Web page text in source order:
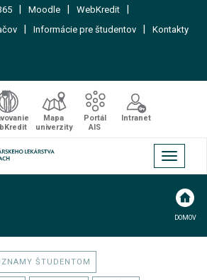
Moodle WebKredit
Informácie pre študentov Kontakty
Mapa
univerzity
Portál
AIS
Intranet
Toggle
DOMOV
ŠTUDENTOM